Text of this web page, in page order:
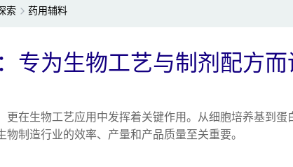
索 药用辅料
专为生物工艺与制剂配方而
更在生物工艺应用中发挥着关键作用。从细胞培养基到蛋
制造行业的效率、产量和产品质量至关重要。